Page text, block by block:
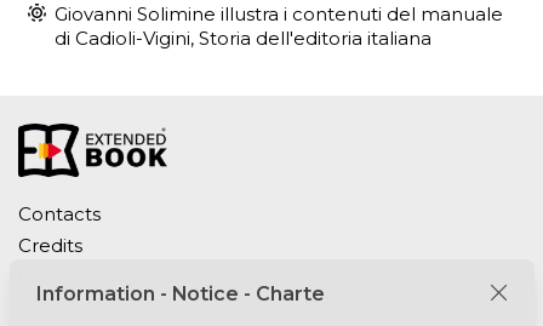
Giovanni Solimine illustra i contenuti del manuale
di Cadioli-Vigini, Storia dell'editoria italiana
Contacts
Credits
Cookie Policy
Information - Notice - Charte